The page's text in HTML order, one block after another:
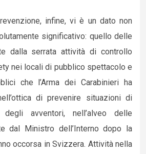
infine, vi è un dato non
significativo: quello delle
dalla serrata attività di controllo
nei locali di pubblico spettacolo e
che l’Arma dei Carabinieri ha
di prevenire situazioni di
avventori, nell’alveo delle
dal Ministro dell’Interno dopo la
occorsa in Svizzera. Attività nella